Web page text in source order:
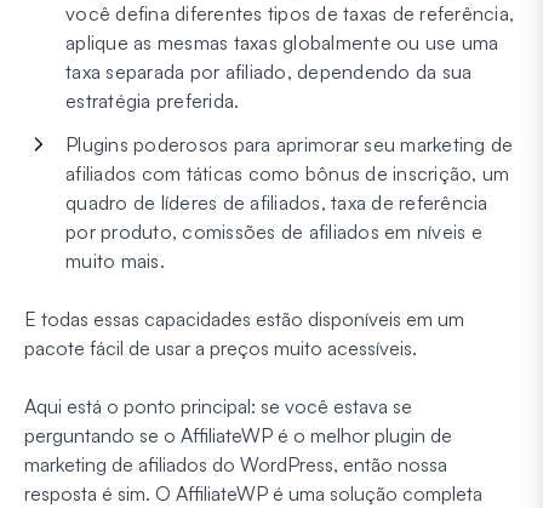
você defina diferentes tipos de taxas de referência,
aplique as mesmas taxas globalmente ou use uma
taxa separada por afiliado, dependendo da sua
estratégia preferida.
Plugins poderosos para aprimorar seu marketing de
afiliados com táticas como bônus de inscrição, um
quadro de líderes de afiliados, taxa de referência
por produto, comissões de afiliados em níveis e
muito mais.
E todas essas capacidades estão disponíveis em um
pacote fácil de usar a preços muito acessíveis.
Aqui está o ponto principal: se você estava se
perguntando se o AffiliateWP é o melhor plugin de
marketing de afiliados do WordPress, então nossa
resposta é sim. O AffiliateWP é uma solução completa